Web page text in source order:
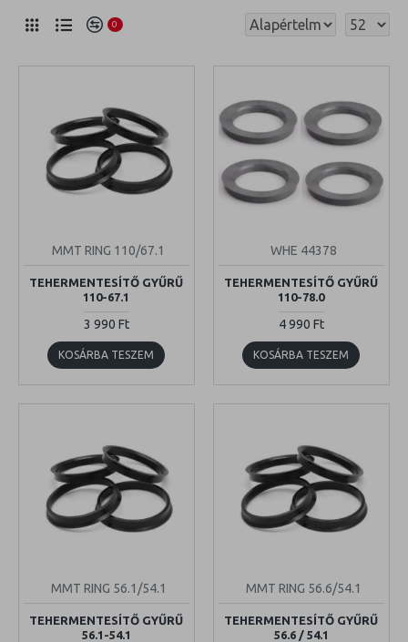
0
MMT RING 110/67.1
TEHERMENTESÍTŐ GYŰRŰ
110-67.1
3 990 Ft
KOSÁRBA TESZEM
WHE 44378
TEHERMENTESÍTŐ GYŰRŰ
110-78.0
4 990 Ft
KOSÁRBA TESZEM
MMT RING 56.1/54.1
TEHERMENTESÍTŐ GYŰRŰ
56.1-54.1
MMT RING 56.6/54.1
TEHERMENTESÍTŐ GYŰRŰ
56.6 / 54.1